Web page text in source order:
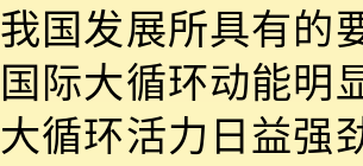
我国发展所具有的
国际大循环动能明
大循环活力日益强